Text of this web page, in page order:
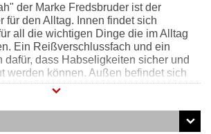
der Marke Fredsbruder ist der
für den Alltag. Innen findet sich
all die wichtigen Dinge die im Alltag
Ein Reißverschlussfach und ein
dafür, dass Habseligkeiten sicher und
werden können. Außen befindet sich
welches für zusätzlichen
diese Henkeltasche bequem zur
werden. Die Tasche ist